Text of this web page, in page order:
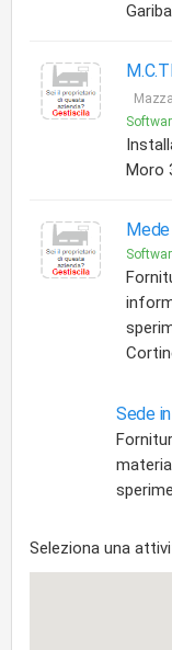
Moro
Mede
Sede
Seleziona una